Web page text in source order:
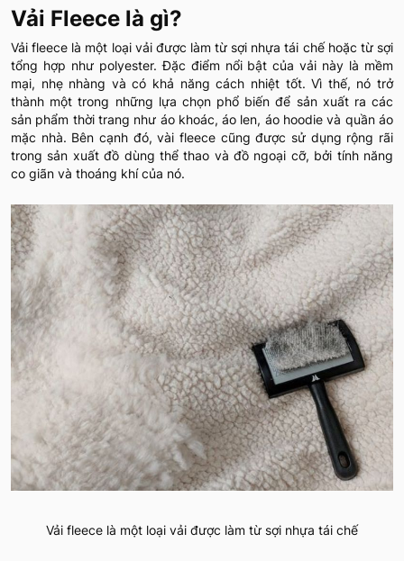
Vải Fleece là gì?
Vải fleece là một loại vải được làm từ sợi nhựa tái chế hoặc từ sợi
tổng hợp như polyester. Đặc điểm nổi bật của vải này là mềm
mại, nhẹ nhàng và có khả năng cách nhiệt tốt. Vì thế, nó trở
thành một trong những lựa chọn phổ biến để sản xuất ra các
sản phẩm thời trang như áo khoác, áo len, áo hoodie và quần áo
mặc nhà. Bên cạnh đó, vài fleece cũng được sử dụng rộng rãi
trong sản xuất đồ dùng thể thao và đồ ngoại cỡ, bởi tính năng
co giãn và thoáng khí của nó.
Vải fleece là một loại vải được làm từ sợi nhựa tái chế